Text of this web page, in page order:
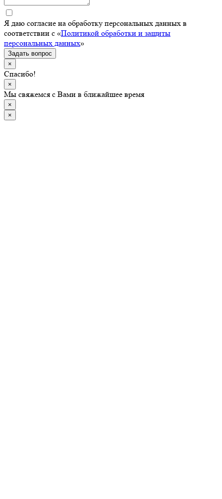
Я даю согласие на обработку персональных данных в
соответствии с «Политикой обработки и защиты
персональных данных»
Задать вопрос
×
Спасибо!
×
Мы свяжемся с Вами в ближайшее время
×
×